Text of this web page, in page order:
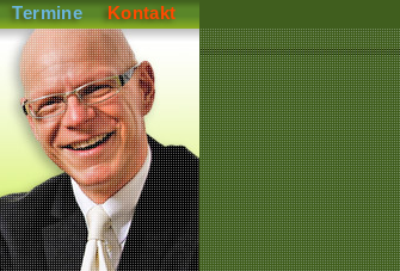
Termine Kontakt